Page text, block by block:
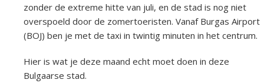
zonder de extreme hitte van juli, en de stad is nog niet
overspoeld door de zomertoeristen. Vanaf Burgas Airport
(BOJ) ben je met de taxi in twintig minuten in het centrum.
Hier is wat je deze maand echt moet doen in deze
Bulgaarse stad.